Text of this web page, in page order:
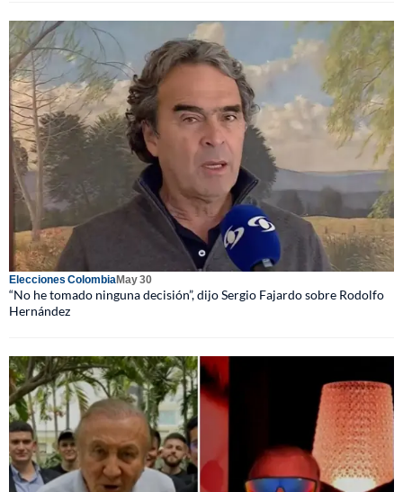
Elecciones ColombiaMay 30
“No he tomado ninguna decisión”, dijo Sergio Fajardo sobre Rodolfo
Hernández